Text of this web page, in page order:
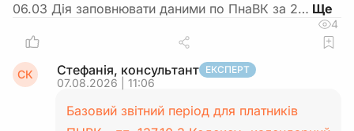
06.03 Дія заповнювати даними по ПнаВК за 2…
4
СК Стефанія, консультант ЕКСПЕРТ
07.08.2026 | 11:06
Базовий звітний період для платників